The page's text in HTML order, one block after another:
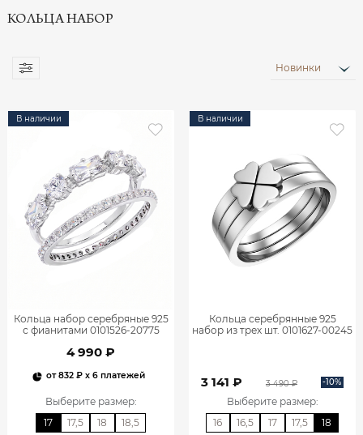
КОЛЬЦА НАБОР
Новинки
В наличии
Кольца набор серебряные 925
с фианитами 0101526-20775
4 990 ₽
от832 ₽ x 6 платежей
Выберите размер:
17
17,5 18 18,5
В наличии
Кольца серебрянные 925
набор из трех шт. 0101627-00245
3 141 ₽ 3 490 ₽ -10%
Выберите размер:
16
16,5 17 17,5 18